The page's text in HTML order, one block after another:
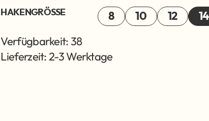
HAKENGRÖSSE 8 10 12 14
Verfügbarkeit: 38
Lieferzeit: 2-3 Werktage